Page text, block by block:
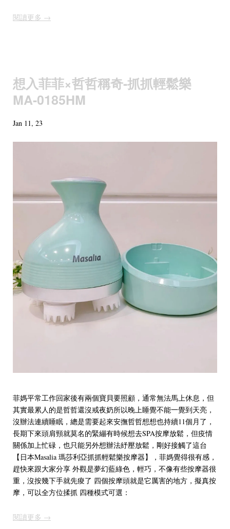
閱讀更多 →
想入菲菲×哲哲稱奇-抓抓輕鬆樂
MA-0185HM
Jan 11, 23
菲媽平常工作回家後有兩個寶貝要照顧，通常無法馬上休息，但
其實最累人的是哲哲還沒戒夜奶所以晚上睡覺不能一覺到天亮，
沒辦法連續睡眠，總是需要起來安撫哲哲想想也持續11個月了，
長期下來頭肩頸就莫名的緊繃有時候想去SPA按摩放鬆，但疫情
關係加上忙碌，也只能另外想辦法紓壓放鬆，剛好接觸了這台
【日本Masalia 瑪莎利亞抓抓輕鬆樂按摩器】，菲媽覺得很有感，
趕快來跟大家分享 外觀是夢幻藍綠色，輕巧，不像有些按摩器很
重，沒按幾下手就先痠了 四個按摩頭就是它厲害的地方，擬真按
摩，可以全方位揉抓 四種模式可選：
閱讀更多 →